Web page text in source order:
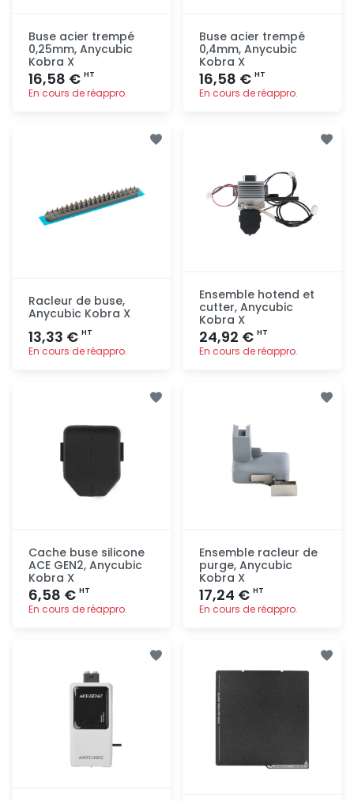
Buse acier trempé
0,25mm, Anycubic
Kobra X
16,58 € HT
En cours de réappro.
Buse acier trempé
0,4mm, Anycubic
Kobra X
16,58 € HT
En cours de réappro.
Racleur de buse,
Anycubic Kobra X
13,33 € HT
En cours de réappro.
Ensemble hotend et
cutter, Anycubic
Kobra X
24,92 € HT
En cours de réappro.
Cache buse silicone
ACE GEN2, Anycubic
Kobra X
6,58 € HT
En cours de réappro.
Ensemble racleur de
purge, Anycubic
Kobra X
17,24 € HT
En cours de réappro.